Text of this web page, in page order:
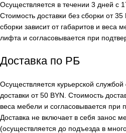
Осуществляется в течении 3 дней с
Стоимость доставки без сборки от
сборки зависит от габаритов и веса
лифта и согласовывается при
Доставка по РБ
Осуществляется курьерской
доставки от 50 BYN. Стоимость
веса мебели и согласовывается при
Доставка не включает в себя занос
(осуществляется до подъезда в